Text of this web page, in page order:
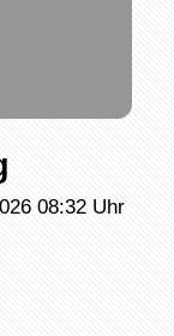
08:32 Uhr